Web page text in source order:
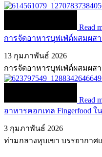
Read
การจัดอาหารบุฟเฟ่ต์ผสมผส
13 กุมภาพันธ์ 2026
การจัดอาหารบุฟเฟ่ต์ผสมผสา
Read
อาหารคอกเทล Fingerfood ใ
3 กุมภาพันธ์ 2026
ท่ามกลางหุบเขา บรรยากาศเ